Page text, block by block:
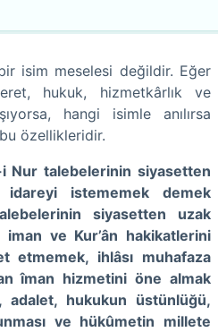
isim meselesi değildir. Eğer
hukuk, hizmetkârlık ve
hangi isimle anılırsa
özellikleridir.
Nur talebelerinin siyasetten
idareyi istememek demek
siyasetten uzak
iman ve Kur’ân hakikatlerini
etmemek, ihlâsı muhafaza
îman hizmetini öne almak
adalet, hukukun üstünlüğü,
ve hükûmetin millete